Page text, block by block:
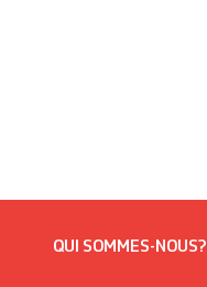
QUI SOMMES-NOUS?